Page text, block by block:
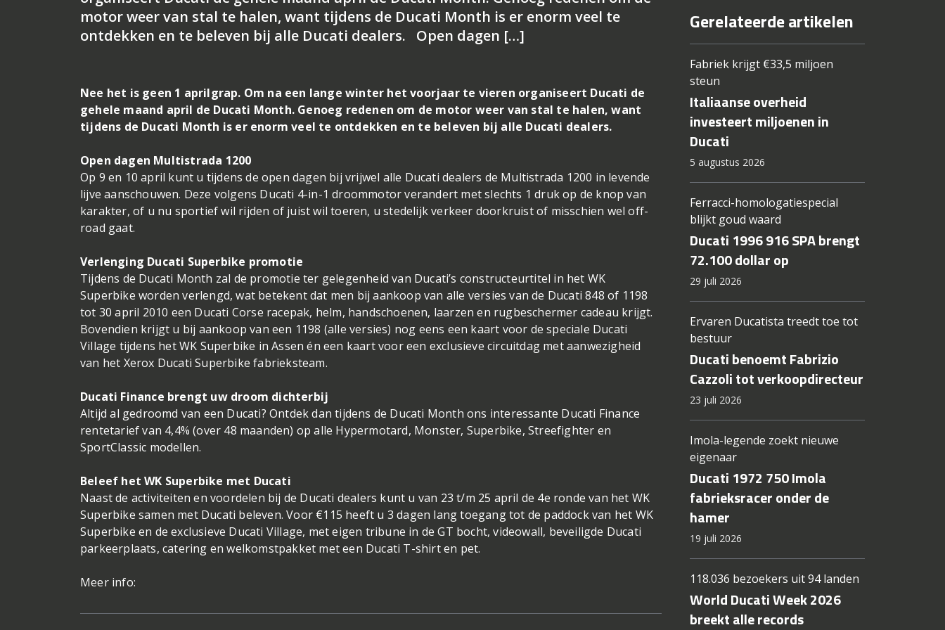
motor weer van stal te halen, want tijdens de Ducati Month is er enorm veel te
ontdekken en te beleven bij alle Ducati dealers. Open dagen […]
Nee het is geen 1 aprilgrap. Om na een lange winter het voorjaar te vieren organiseert Ducati de
gehele maand april de Ducati Month. Genoeg redenen om de motor weer van stal te halen, want
tijdens de Ducati Month is er enorm veel te ontdekken en te beleven bij alle Ducati dealers.
Open dagen Multistrada 1200
Op 9 en 10 april kunt u tijdens de open dagen bij vrijwel alle Ducati dealers de Multistrada 1200 in levende
lijve aanschouwen. Deze volgens Ducati 4-in-1 droommotor verandert met slechts 1 druk op de knop van
karakter, of u nu sportief wil rijden of juist wil toeren, u stedelijk verkeer doorkruist of misschien wel off-
road gaat.
Verlenging Ducati Superbike promotie
Tijdens de Ducati Month zal de promotie ter gelegenheid van Ducati’s constructeurtitel in het WK
Superbike worden verlengd, wat betekent dat men bij aankoop van alle versies van de Ducati 848 of 1198
tot 30 april 2010 een Ducati Corse racepak, helm, handschoenen, laarzen en rugbeschermer cadeau krijgt.
Bovendien krijgt u bij aankoop van een 1198 (alle versies) nog eens een kaart voor de speciale Ducati
Village tijdens het WK Superbike in Assen én een kaart voor een exclusieve circuitdag met aanwezigheid
van het Xerox Ducati Superbike fabrieksteam.
Ducati Finance brengt uw droom dichterbij
Altijd al gedroomd van een Ducati? Ontdek dan tijdens de Ducati Month ons interessante Ducati Finance
rentetarief van 4,4% (over 48 maanden) op alle Hypermotard, Monster, Superbike, Streefighter en
SportClassic modellen.
Beleef het WK Superbike met Ducati
Naast de activiteiten en voordelen bij de Ducati dealers kunt u van 23 t/m 25 april de 4e ronde van het WK
Superbike samen met Ducati beleven. Voor €115 heeft u 3 dagen lang toegang tot de paddock van het WK
Superbike en de exclusieve Ducati Village, met eigen tribune in de GT bocht, videowall, beveiligde Ducati
parkeerplaats, catering en welkomstpakket met een Ducati T-shirt en pet.
Meer info:
Gerelateerde artikelen
Fabriek krijgt €33,5 miljoen
steun
Italiaanse overheid
investeert miljoenen in
Ducati
5 augustus 2026
Ferracci-homologatiespecial
blijkt goud waard
Ducati 1996 916 SPA brengt
72.100 dollar op
29 juli 2026
Ervaren Ducatista treedt toe tot
bestuur
Ducati benoemt Fabrizio
Cazzoli tot verkoopdirecteur
23 juli 2026
Imola-legende zoekt nieuwe
eigenaar
Ducati 1972 750 Imola
fabrieksracer onder de
hamer
19 juli 2026
118.036 bezoekers uit 94 landen
World Ducati Week 2026
breekt alle records